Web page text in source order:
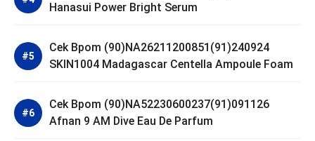
Hanasui Power Bright Serum
Cek Bpom (90)NA26211200851(91)240924
SKIN1004 Madagascar Centella Ampoule Foam
Cek Bpom (90)NA52230600237(91)091126
Afnan 9 AM Dive Eau De Parfum